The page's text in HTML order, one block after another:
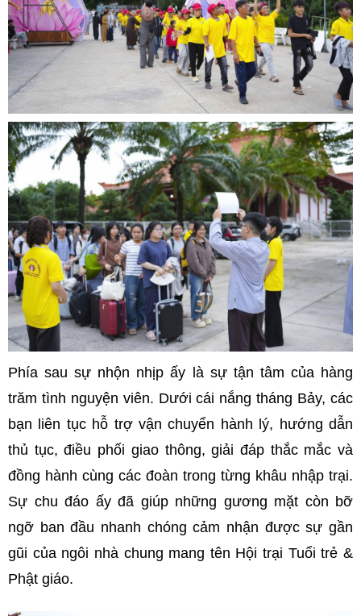
Phía sau sự nhộn nhịp ấy là sự tận tâm của hàng
trăm tình nguyện viên. Dưới cái nắng tháng Bảy, các
bạn liên tục hỗ trợ vận chuyển hành lý, hướng dẫn
thủ tục, điều phối giao thông, giải đáp thắc mắc và
đồng hành cùng các đoàn trong từng khâu nhập trại.
Sự chu đáo ấy đã giúp những gương mặt còn bỡ
ngỡ ban đầu nhanh chóng cảm nhận được sự gần
gũi của ngôi nhà chung mang tên Hội trại Tuổi trẻ &
Phật giáo.